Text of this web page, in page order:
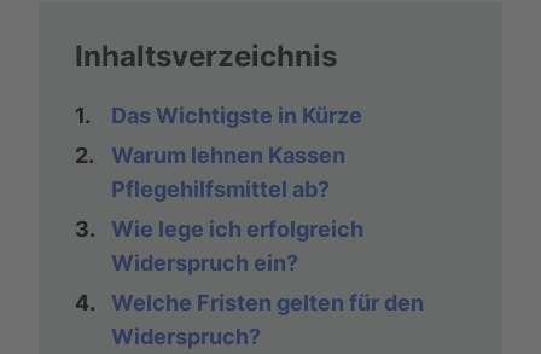
Inhaltsverzeichnis
1.
Das Wichtigste in Kürze
2.
Warum lehnen Kassen
Pflegehilfsmittel ab?
3.
Wie lege ich erfolgreich
Widerspruch ein?
4.
Welche Fristen gelten für den
Widerspruch?